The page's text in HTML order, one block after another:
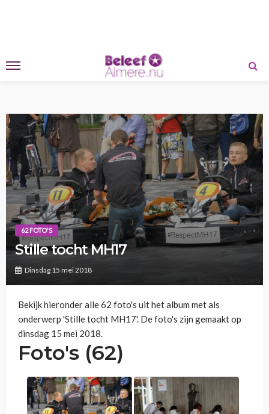
62 FOTO'S
Stille tocht MH17
Dinsdag 15 mei 2018
Bekijk hieronder alle 62 foto's uit het album met als
onderwerp 'Stille tocht MH17'. De foto's zijn gemaakt op
dinsdag 15 mei 2018.
Foto's (62)